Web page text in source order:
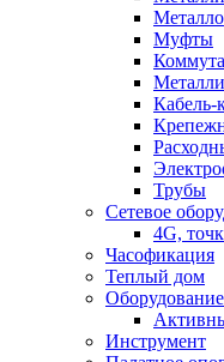
Муфты
Кабель-
Трубы
Сетевое
4G,
Часофикация
Теплый дом
Инструмент